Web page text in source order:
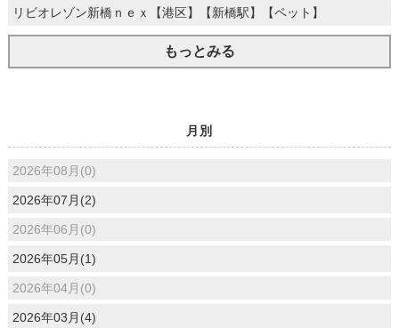
リビオレゾン新橋ｎｅｘ【港区】【新橋駅】【ペット】
もっとみる
月別
2026年08月(0)
2026年07月(2)
2026年06月(0)
2026年05月(1)
2026年04月(0)
2026年03月(4)